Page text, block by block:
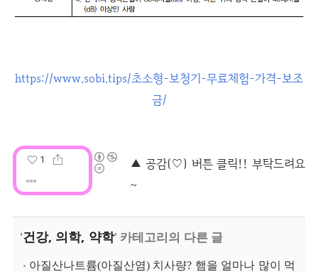
https://www.sobi.tips/초소형-보청기-무료체험-가격-보조
금/
1
'건강, 의학, 약학' 카테고리의 다른 글
아질산나트륨(아질산염) 치사량? 햄을 얼마나 많이 먹